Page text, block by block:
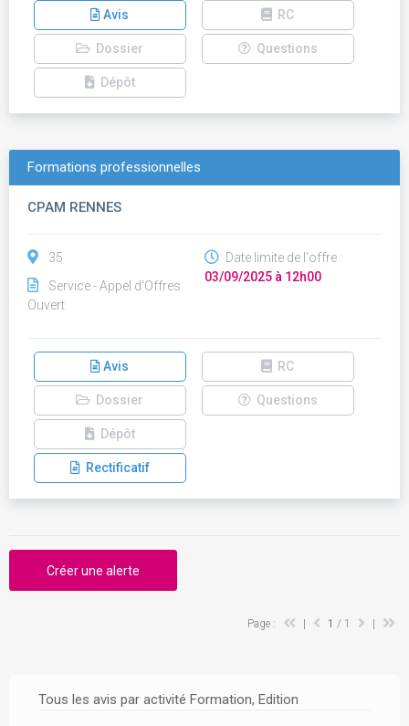
Tous les avis par activité Formation, Edition
Avis RC
Dossier Questions
Dépôt
Formations professionnelles
CPAM RENNES
35
Service - Appel d'Offres
Ouvert
Date limite de l'offre :
03/09/2025 à 12h00
Avis RC
Dossier Questions
Dépôt
Rectificatif
Créer une alerte
Page : 1 / 1